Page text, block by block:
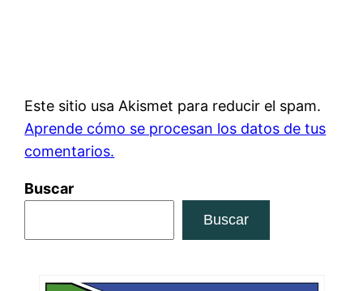
Este sitio usa Akismet para reducir el spam.
Aprende cómo se procesan los datos de tus
comentarios.
Buscar
Buscar